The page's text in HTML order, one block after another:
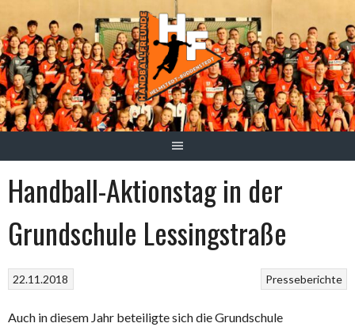
zum
Inhalt
Handball-Aktionstag in der
Grundschule Lessingstraße
Presseberichte
22.11.2018
Auch in diesem Jahr beteiligte sich die Grundschule